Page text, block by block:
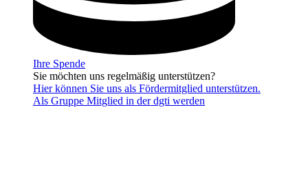
Ihre Spende
Sie möchten uns regelmäßig unterstützen?
Hier können Sie uns als Fördermitglied unterstützen.
Als Gruppe Mitglied in der dgti werden